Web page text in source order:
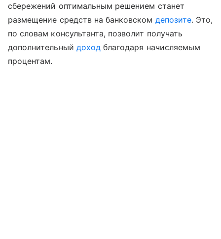
сбережений оптимальным решением станет
размещение средств на банковском депозите. Это,
по словам консультанта, позволит получать
дополнительный доходблагодаря начисляемым
процентам.